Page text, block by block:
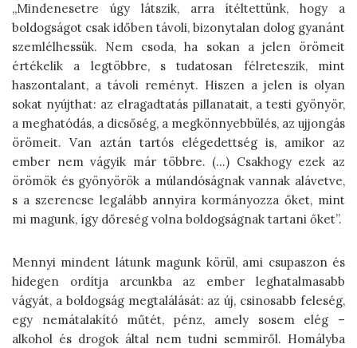
„Mindenesetre úgy látszik, arra ítéltettünk, hogy a
boldogságot csak időben távoli, bizonytalan dolog gyanánt
szemlélhessük. Nem csoda, ha sokan a jelen örömeit
értékelik a legtöbbre, s tudatosan félreteszik, mint
haszontalant, a távoli reményt. Hiszen a jelen is olyan
sokat nyújthat: az elragadtatás pillanatait, a testi gyönyör,
a meghatódás, a dicsőség, a megkönnyebbülés, az ujjongás
örömeit. Van aztán tartós elégedettség is, amikor az
ember nem vágyik már többre. (…) Csakhogy ezek az
örömök és gyönyörök a múlandóságnak vannak alávetve,
s a szerencse legalább annyira kormányozza őket, mint
mi magunk, így dőreség volna boldogságnak tartani őket”.
Mennyi mindent látunk magunk körül, ami csupaszon és
hidegen ordítja arcunkba az ember leghatalmasabb
vágyát, a boldogság megtalálását: az új, csinosabb feleség,
egy nemátalakító műtét, pénz, amely sosem elég –
alkohol és drogok által nem tudni semmiről. Homályba